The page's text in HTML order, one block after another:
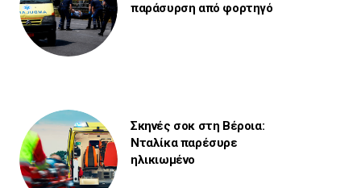
παράσυρση από φορτηγό
Σκηνές σοκ στη Βέροια:
Νταλίκα παρέσυρε
ηλικιωμένο